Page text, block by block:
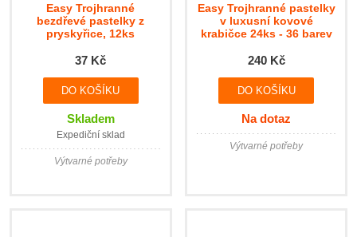
Easy Trojhranné
bezdřevé pastelky z
pryskyřice, 12ks
37 Kč
Skladem
Expediční sklad
Výtvarné potřeby
Easy Trojhranné pastelky
v luxusní kovové
krabičce 24ks - 36 barev
240 Kč
Na dotaz
Výtvarné potřeby